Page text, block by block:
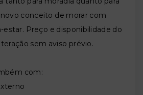
conceito de morar com
Preço e disponibilidade do
sem aviso prévio.
com: